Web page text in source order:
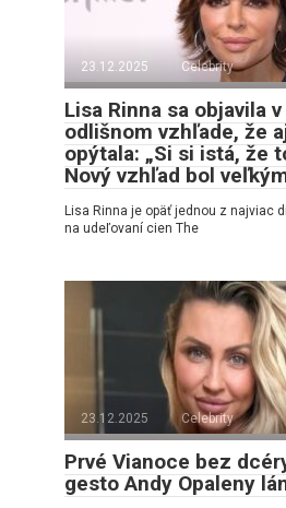
23.12.2025 Celebrity
Lisa Rinna sa objavila
odlišnom vzhľade, že
opýtala: „Si si istá, že
Nový vzhľad bol
Lisa Rinna je opäť jednou z najviac
na udeľovaní cien The
23.12.2025 Celebrity
Prvé Vianoce bez
gesto Andy Opaleny